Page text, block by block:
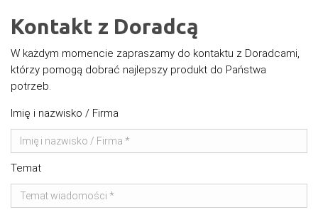
Kontakt z Doradcą
W każdym momencie zapraszamy do kontaktu z Doradcami,
którzy pomogą dobrać najlepszy produkt do Państwa
potrzeb.
Imię i nazwisko / Firma
Temat